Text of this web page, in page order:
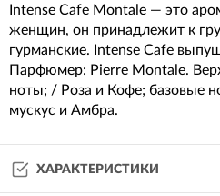
Intense Cafe Montale — это
женщин, он принадлежит к
гурманские. Intense Cafe
Парфюмер: Pierre Montale.
ноты; / Роза и Кофе; базовые
мускус и Амбра.
ХАРАКТЕРИСТИКИ